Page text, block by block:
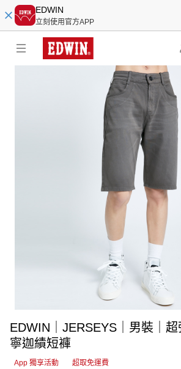
EDWIN
立刻使用官方APP
EDWIN｜JERSEYS｜男裝｜
寧迦績短褲
App 獨享活動 超取免運費